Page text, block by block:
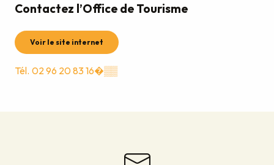
Contactez l’Office de Tourisme
Voir le site internet
Tél. 02 96 20 83 16�▒▒